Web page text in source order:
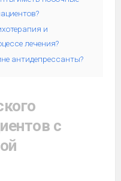
и
лечения?
антидепрессанты?
с